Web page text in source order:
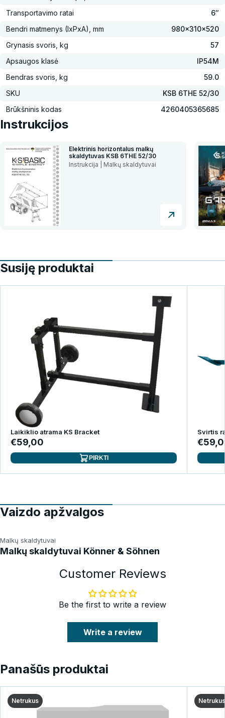
Transportavimo ratai
6″
Bendri matmenys (IxPxA), mm
980x310x520
Grynasis svoris, kg
57
Apsaugos klasė
IP54M
Bendras svoris, kg
59.0
SKU
KSB 6THE 52/30
Brūkšninis kodas
4260405365685
Instrukcijos
Elektrinis horizontalus malkų
skaldytuvas KSB 6THE 52/30
Instrukcija | Malkų skaldytuvai
Susiję produktai
Laikiklio atrama KS Bracket
€59,00
PIRKTI
Svirtis
Vaizdo apžvalgos
Malkų skaldytuvai
Malkų skaldytuvai Könner & Söhnen
Customer Reviews
Be the first to write a review
Write a review
Panašūs produktai
Netrukus Netrukus